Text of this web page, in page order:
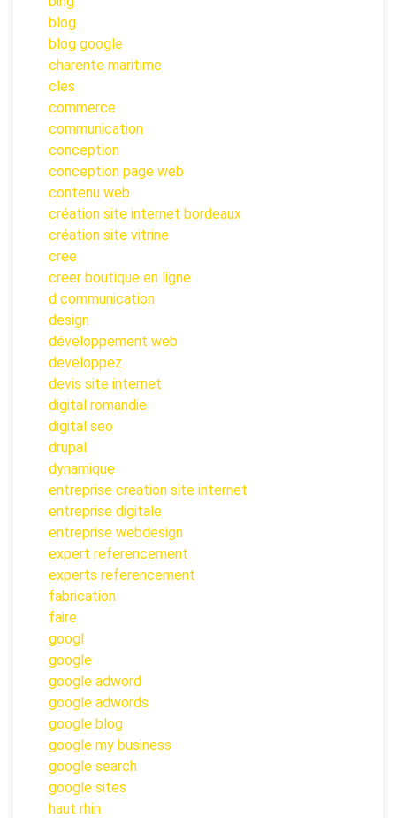
blog
blog google
charente maritime
cles
commerce
communication
conception
conception page web
contenu web
création site internet bordeaux
création site vitrine
cree
creer boutique en ligne
d communication
design
développement web
developpez
devis site internet
digital romandie
digital seo
drupal
dynamique
entreprise creation site internet
entreprise digitale
entreprise webdesign
expert referencement
experts referencement
fabrication
faire
googl
google
google adword
google adwords
google blog
google my business
google search
google sites
haut rhin